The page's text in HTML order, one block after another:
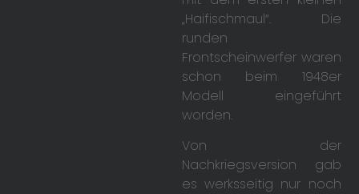
„Haifischmaul“. Die
runden
Frontscheinwerfer waren
schon beim 1948er
Modell eingeführt
worden.
Von der
Nachkriegsversion gab
es werksseitig nur noch